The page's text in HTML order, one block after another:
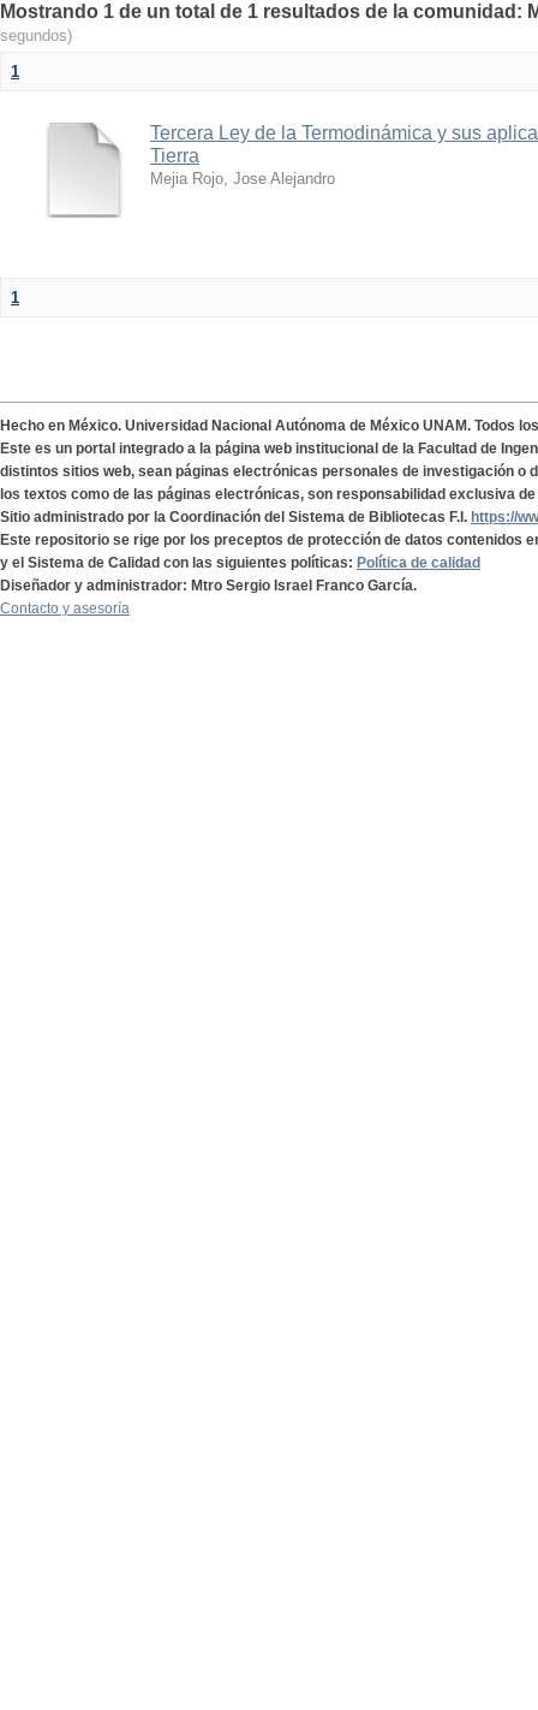
Mostrando 1 de un total de 1 resultados de la comunidad:
segundos)
1
Tercera Ley de la Termodinámica y sus
Tierra
Mejia Rojo, Jose Alejandro
1
Hecho en México. Universidad Nacional Autónoma de México UNAM. Todos
Este es un portal integrado a la página web institucional de la Facultad de
distintos sitios web, sean páginas electrónicas personales de investigación o
los textos como de las páginas electrónicas, son responsabilidad exclusiva
Sitio administrado por la Coordinación del Sistema de Bibliotecas F.I. https://
Este repositorio se rige por los preceptos de protección de datos contenidos
y el Sistema de Calidad con las siguientes políticas: Política de calidad
Diseñador y administrador: Mtro Sergio Israel Franco García.
Contacto y asesoría